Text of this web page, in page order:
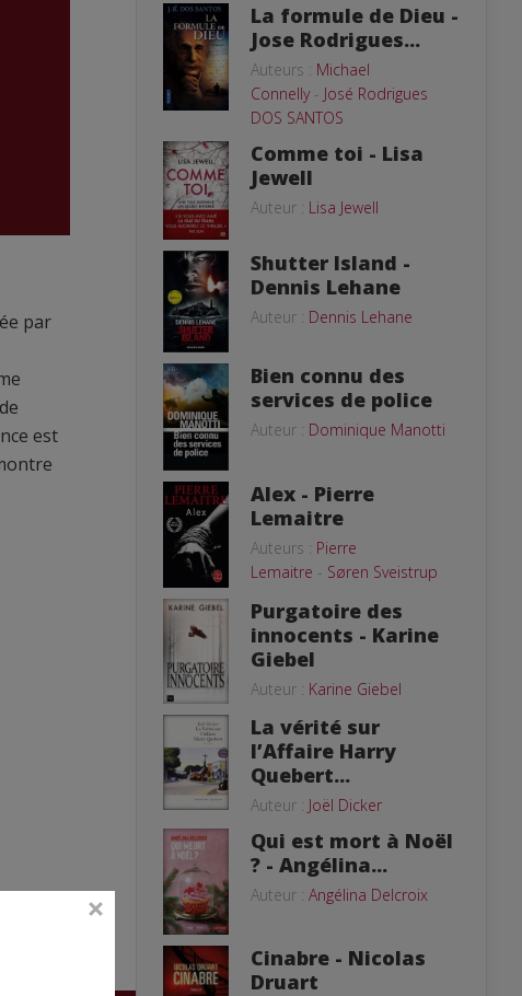
par
est
La formule de Dieu -
Jose Rodrigues...
Auteurs : Michael
Connelly- José Rodrigues
DOS SANTOS
Comme toi - Lisa
Jewell
Auteur : Lisa Jewell
Shutter Island -
Dennis Lehane
Auteur : Dennis Lehane
Bien connu des
services de police
Auteur : Dominique Manotti
Alex - Pierre
Lemaitre
Auteurs : Pierre
Lemaitre - Søren Sveistrup
Purgatoire des
innocents - Karine
Giebel
Auteur : Karine Giebel
La vérité sur
l’Affaire Harry
Quebert...
Auteur : Joël Dicker
Qui est mort à Noël
? - Angélina...
Auteur : Angélina Delcroix
Cinabre - Nicolas
Druart